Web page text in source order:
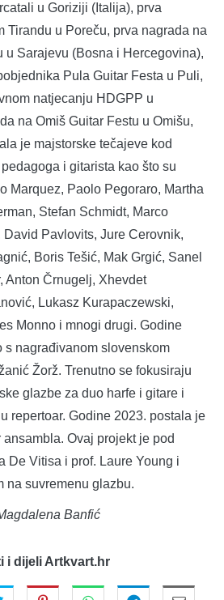
u Goriziji (Italija), prva
Tirandu u Poreču, prva nagrada na
u Sarajevu (Bosna i Hercegovina),
Pula Guitar Festa u Puli,
natjecanju HDGPP u
na Omiš Guitar Festu u Omišu,
je majstorske tečajeve kod
i gitarista kao što su
Marquez, Paolo Pegoraro, Martha
Stefan Schmidt, Marco
Pavlovits, Jure Cerovnik,
Boris Tešić, Mak Grgić, Sanel
Anton Črnugelj, Xhevdet
Lukasz Kurapaczewski,
Monno i mnogi drugi. Godine
s nagrađivanom slovenskom
Žorž. Trenutno se fokusiraju
glazbe za duo harfe i gitare i
repertoar. Godine 2023. postala je
Ovaj projekt je pod
De Vitisa i prof. Laure Young i
na suvremenu glazbu.
Banfić
i dijeli Artkvart.hr